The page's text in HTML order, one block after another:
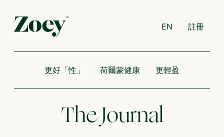
更好「性」 荷爾蒙健康 更輕盈
EN 註冊
The Journal